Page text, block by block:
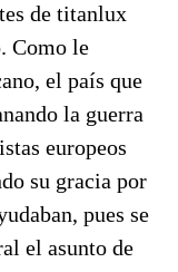
de titanlux
Como le
el país que
la guerra
europeos
su gracia por
pues se
el asunto de